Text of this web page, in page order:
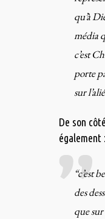
qu’à
média
c’est
porte
sur
De son
également :
“c’est
des
que sur